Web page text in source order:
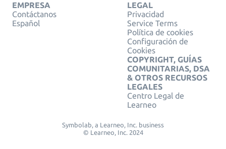
EMPRESA
Contáctanos
Español
LEGAL
Privacidad
Service Terms
Política de cookies
Configuración de
Cookies
COPYRIGHT, GUÍAS
COMUNITARIAS, DSA
& OTROS RECURSOS
LEGALES
Centro Legal de
Learneo
Symbolab, a Learneo, Inc. business
© Learneo, Inc. 2024